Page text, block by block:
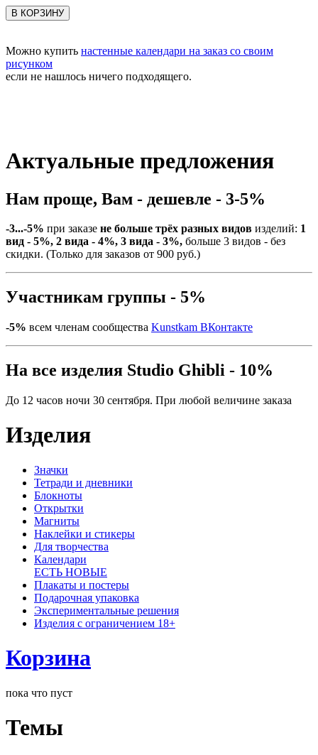
В КОРЗИНУ
Можно купить настенные календари на заказ со своим
рисунком
если не нашлось ничего подходящего.
Актуальные предложения
Нам проще, Вам - дешевле - 3-5%
-3...-5% при заказе не больше трёх разных видов изделий: 1
вид - 5%, 2 вида - 4%, 3 вида - 3%, больше 3 видов - без
скидки. (Только для заказов от 900 руб.)
Участникам группы - 5%
-5% всем членам сообщества Kunstkam ВКонтакте
На все изделия Studio Ghibli - 10%
До 12 часов ночи 30 сентября. При любой величине заказа
Изделия
Значки
Тетради и дневники
Блокноты
Открытки
Магниты
Наклейки и стикеры
Для творчества
Календари
ЕСТЬ НОВЫЕ
Плакаты и постеры
Подарочная упаковка
Экспериментальные решения
Изделия с ограничением 18+
Корзина
пока что пуст
Темы